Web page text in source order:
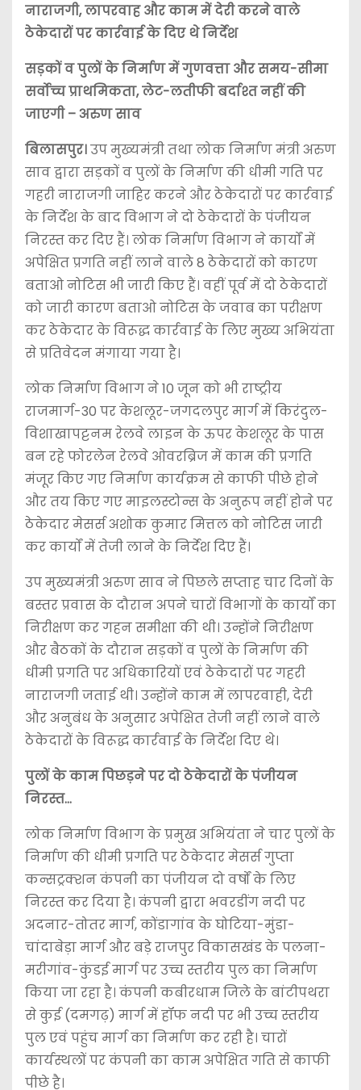
नाराजगी, लापरवाह और काम में देरी करने वाले
ठेकेदारों पर कार्रवाई के दिए थे निर्देश
सड़कों व पुलों के निर्माण में गुणवत्ता और समय-सीमा
सर्वोच्च प्राथमिकता, लेट-लतीफी बर्दाश्त नहीं की
जाएगी – अरुण साव
बिलासपुर।उप मुख्यमंत्री तथा लोक निर्माण मंत्री अरुण
साव द्वारा सड़कों व पुलों के निर्माण की धीमी गति पर
गहरी नाराजगी जाहिर करने और ठेकेदारों पर कार्रवाई
के निर्देश के बाद विभाग ने दो ठेकेदारों के पंजीयन
निरस्त कर दिए हैं। लोक निर्माण विभाग ने कार्यों में
अपेक्षित प्रगति नहीं लाने वाले 8 ठेकेदारों को कारण
बताओ नोटिस भी जारी किए हैं। वहीं पूर्व में दो ठेकेदारों
को जारी कारण बताओ नोटिस के जवाब का परीक्षण
कर ठेकेदार के विरूद्ध कार्रवाई के लिए मुख्य अभियंता
से प्रतिवेदन मंगाया गया है।
लोक निर्माण विभाग ने 10 जून को भी राष्ट्रीय
राजमार्ग-30 पर केशलूर-जगदलपुर मार्ग में किरंदुल-
विशाखापट्टनम रेलवे लाइन के ऊपर केशलूर के पास
बन रहे फोरलेन रेलवे ओवरब्रिज में काम की प्रगति
मंजूर किए गए निर्माण कार्यक्रम से काफी पीछे होने
और तय किए गए माइलस्टोन्स के अनुरूप नहीं होने पर
ठेकेदार मेसर्स अशोक कुमार मित्तल को नोटिस जारी
कर कार्यों में तेजी लाने के निर्देश दिए हैं।
उप मुख्यमंत्री अरुण साव ने पिछले सप्ताह चार दिनों के
बस्तर प्रवास के दौरान अपने चारों विभागों के कार्यों का
निरीक्षण कर गहन समीक्षा की थी। उन्होंने निरीक्षण
और बैठकों के दौरान सड़कों व पुलों के निर्माण की
धीमी प्रगति पर अधिकारियों एवं ठेकेदारों पर गहरी
नाराजगी जताई थी। उन्होंने काम में लापरवाही, देरी
और अनुबंध के अनुसार अपेक्षित तेजी नहीं लाने वाले
ठेकेदारों के विरूद्ध कार्रवाई के निर्देश दिए थे।
पुलों के काम पिछड़ने पर दो ठेकेदारों के पंजीयन
निरस्त…
लोक निर्माण विभाग के प्रमुख अभियंता ने चार पुलों के
निर्माण की धीमी प्रगति पर ठेकेदार मेसर्स गुप्ता
कन्सट्रक्शन कंपनी का पंजीयन दो वर्षों के लिए
निरस्त कर दिया है। कंपनी द्वारा भवरडींग नदी पर
अदनार-तोतर मार्ग, कोंडागांव के घोटिया-मुंडा-
चांदाबेड़ा मार्ग और बड़े राजपुर विकासखंड के पलना-
मरीगांव-कुंडई मार्ग पर उच्च स्तरीय पुल का निर्माण
किया जा रहा है। कंपनी कबीरधाम जिले के बांटीपथरा
से कुई (दमगढ़) मार्ग में हॉफ नदी पर भी उच्च स्तरीय
पुल एवं पहुंच मार्ग का निर्माण कर रही है। चारों
कार्यस्थलों पर कंपनी का काम अपेक्षित गति से काफी
पीछे है।